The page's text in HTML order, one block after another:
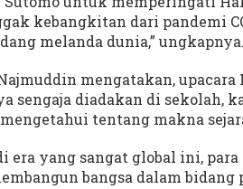
kebangkitan dari pandemi
melanda dunia,” ungkapnya.
mengatakan,
sengaja diadakan di sekolah,
mengetahui tentang makna
era yang sangat global ini,
bangsa dalam